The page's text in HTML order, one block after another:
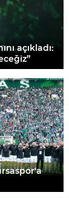
açıkladı: